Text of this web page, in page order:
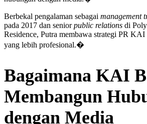
Berbekal pengalaman sebagai management
pada 2017 dan seniorpublic relations di
Residence, Putra membawa strategi PR
yang lebih profesional.�
Bagaimana KAI
Membangun
dengan Media